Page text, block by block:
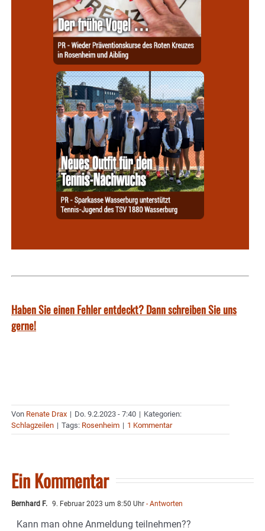
Haben Sie einen Fehler entdeckt? Dann schreiben Sie uns
gerne!
Von Renate Drax | Do. 9.2.2023 - 7:40 | Kategorien:
Schlagzeilen | Tags: Rosenheim | 1 Kommentar
Ein Kommentar
Bernhard F. 9. Februar 2023 um 8:50 Uhr - Antworten
Kann man ohne Anmeldung teilnehmen??